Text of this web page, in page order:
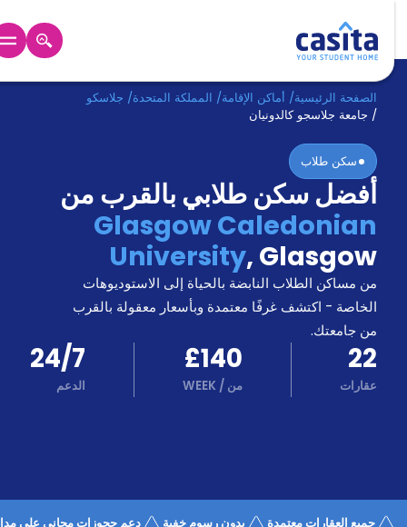
الرئيسية عربي GBP
دخول
حجز
السكن
من
نحن؟
المدونة
أخبر
أصدقائك
و
اكسب
كن
شريكا
الدعم
كيف
الصفحة الرئيسية/أماكن الإقامة/المملكة المتحدة/جلاسكو
جامعة جلاسجو كالدونيان
سكن طلاب
أفضل سكن طلابي بالقرب من
Glasgow Caledonian
University ,Glasgow
من مساكن الطلاب النابضة بالحياة إلى الاستوديوهات
الخاصة - اكتشف غرفًا معتمدة وبأسعار معقولة بالقرب
من جامعتك.
22
عقارات
£140
من/
WEEK
24/7
الدعم
جميع العقارات معتمدة بدون رسوم خفية دعم حجوزات مجاني على مدار 24/7